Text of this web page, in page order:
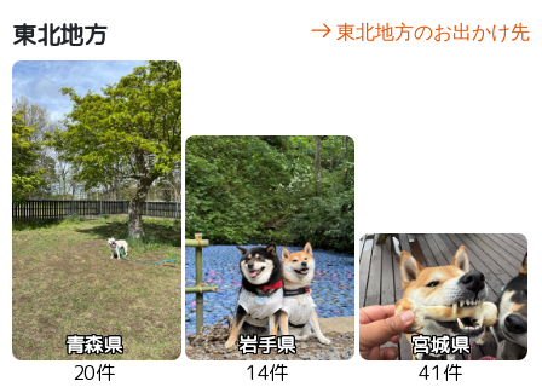
東北地方 東北地方のお出かけ先
青森県
20件
岩手県
14件
宮城県
41件